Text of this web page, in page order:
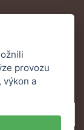
akcích na Váš
Odebírat
provozu
výkon a